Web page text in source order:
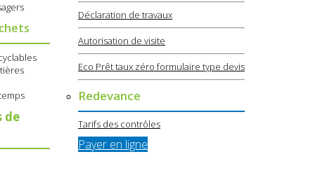
de
Déclaration de travaux
Autorisation de visite
Eco Prêt taux zéro formulaire type devis
Redevance
Tarifs des contrôles
Payer en ligne